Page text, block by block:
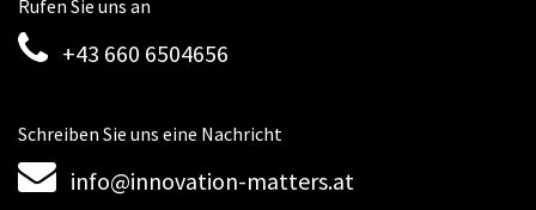
Rufen Sie uns an
+43 660 6504656
Schreiben Sie uns eine Nachricht
info@innovation-matters.at